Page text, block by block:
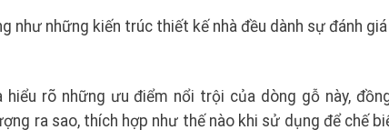
như những kiến trúc thiết kế nhà đều dành sự đánh
hiểu rõ những ưu điểm nổi trội của dòng gỗ này,
ra sao, thích hợp như thế nào khi sử dụng để chế